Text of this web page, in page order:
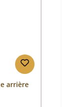
arrière